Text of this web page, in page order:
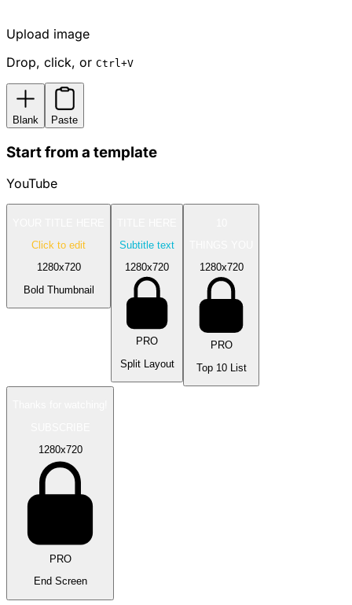
Upload image
Drop, click, or Ctrl+V
Blank Paste
Start from a template
YouTube
Click to edit
1280x720
Bold Thumbnail
Subtitle text
1280x720
PRO
Split Layout
1280x720
PRO
Top 10 List
1280x720
PRO
End Screen